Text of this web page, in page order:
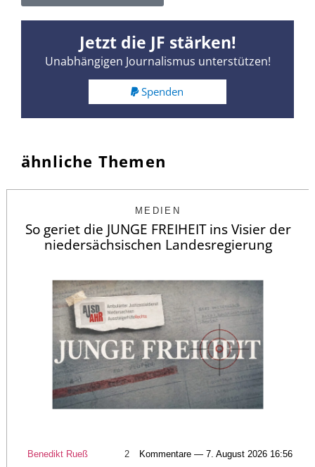
Jetzt die JF stärken!
Unabhängigen Journalismus unterstützen!
Spenden
ähnliche Themen
MEDIEN
So geriet die JUNGE FREIHEIT ins Visier der
niedersächsischen Landesregierung
Benedikt Rueß 2 Kommentare — 7. August 2026 16:56